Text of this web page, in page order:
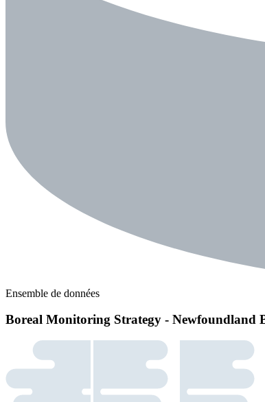
Ensemble de données
Boreal Monitoring Strategy - Newfoundland